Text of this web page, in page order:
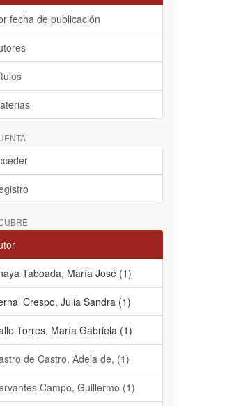
fecha de publicación
Taboada, María José (1)
Crespo, Julia Sandra (1)
Torres, María Gabriela (1)
de Castro, Adela de, (1)
Campo, Guillermo (1)